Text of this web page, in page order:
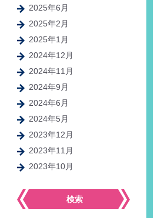
2025年6月
2025年2月
2025年1月
2024年12月
2024年11月
2024年9月
2024年6月
2024年5月
2023年12月
2023年11月
2023年10月
検索